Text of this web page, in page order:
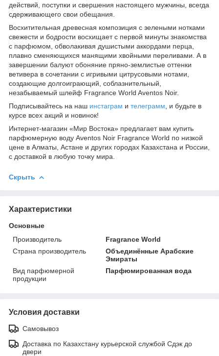
действий, поступки и свершения настоящего мужчины, всегда
сдерживающего свои обещания.
Восхитительная древесная композиция с зелеными нотками
свежести и бодрости восхищает с первой минуты знакомства
с парфюмом, обволакивая душистыми аккордами перца,
плавно сменяющихся манящими хвойными переливами. А в
завершении балуют обоняние пряно-землистые оттенки
ветивера в сочетании с игривыми цитрусовыми нотами,
создающие долгоиграющий, соблазнительный,
незабываемый шлейф Fragrance World Aventos Noir.
Подписывайтесь на наш инстаграм и телеграмм , и будьте в
курсе всех акций и новинок!
Интернет-магазин «Мир Востока» предлагает вам купить
парфюмерную воду Aventos Noir Fragrance World по низкой
цене в Алматы, Астане и других городах Казахстана и России,
с доставкой в любую точку мира.
Скрыть
Характеристики
Основные
Производитель
Fragrance World
Страна производитель
Объединённые Арабские
Эмираты
Вид парфюмерной
продукции
Парфюмированная вода
Условия доставки
Самовывоз
Доставка по Казахстану курьерской службой Сдэк до
двери